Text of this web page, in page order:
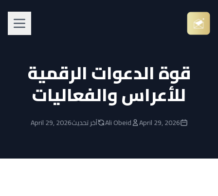
قوة الدعوات الرقمية
للأعراس والفعاليات
April 29, 2026
Ali Obeid آخر تحديثApril 29, 2026